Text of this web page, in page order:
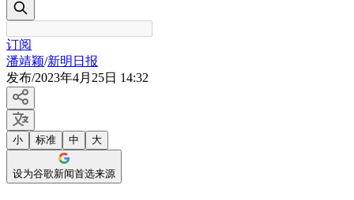
订阅
潘靖颖/新明日报
发布/2023年4月25日 14:32
小 标准 中 大
设为谷歌新闻首选来源